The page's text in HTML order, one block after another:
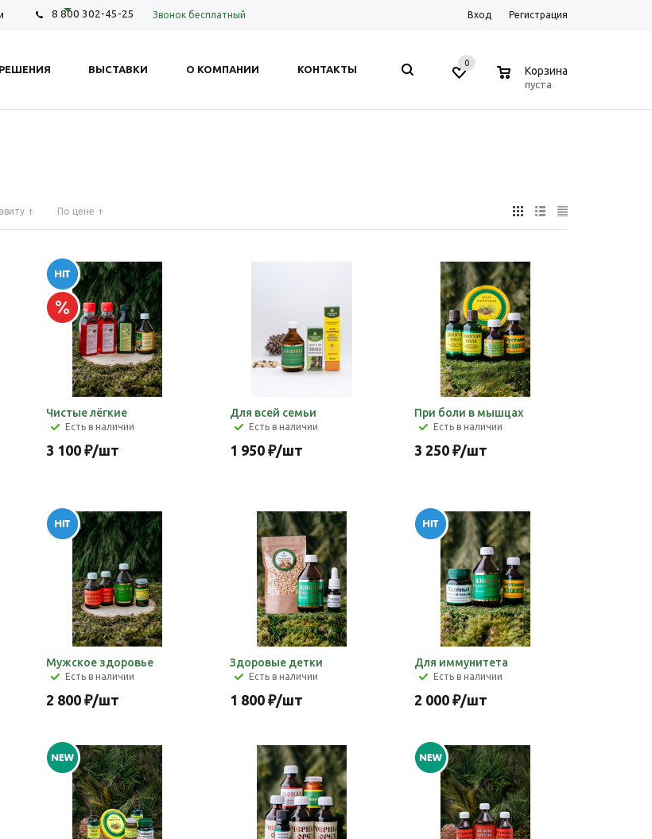
8 800 302-45-25 Звонок бесплатный Вход Регистрация
ВЫСТАВКИ О КОМПАНИИ КОНТАКТЫ
0
Корзина
пуста
По цене
Чистые лёгкие
Есть в наличии
3 100₽/шт
Для всей семьи
Есть в наличии
1 950 ₽/шт
При боли в мышцах
Есть в наличии
3 250₽/шт
Мужское здоровье
Есть в наличии
2 800₽/шт
Здоровые детки
Есть в наличии
1 800 ₽/шт
Для иммунитета
Есть в наличии
2 000₽/шт